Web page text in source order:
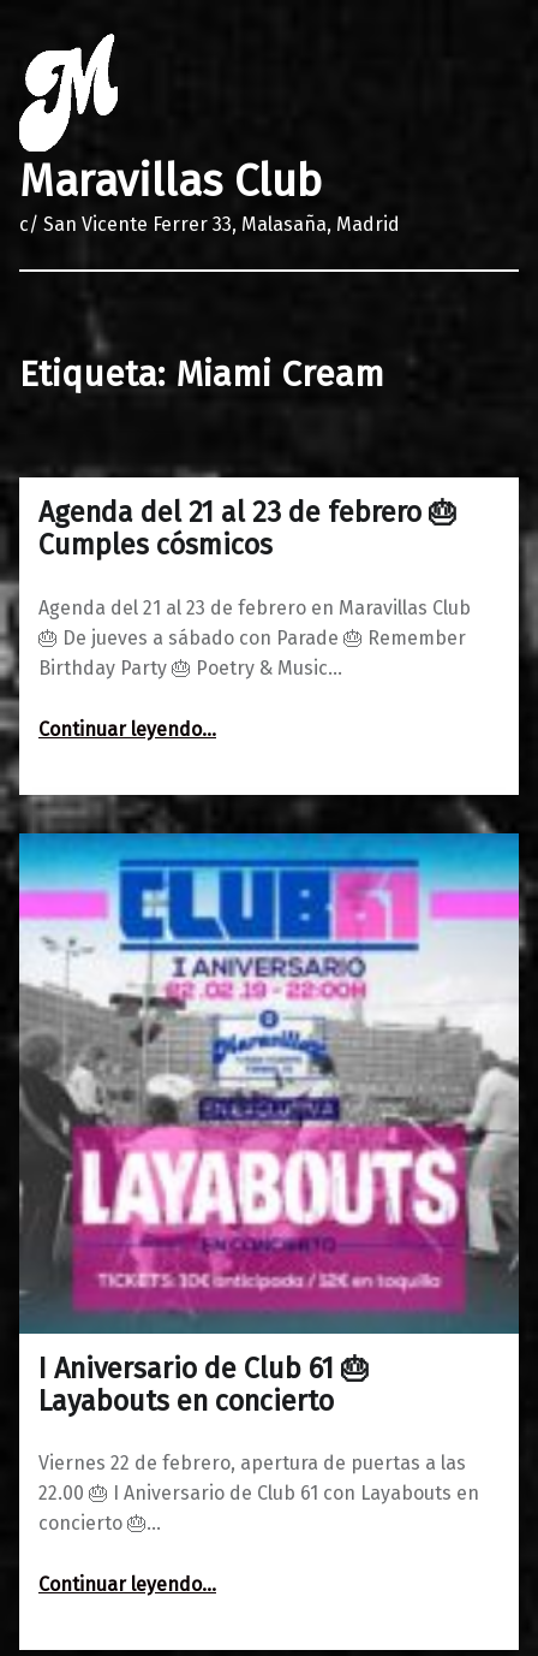
Maravillas Club
c/ San Vicente Ferrer 33, Malasaña, Madrid
Etiqueta: Miami Cream
Agenda del 21 al 23 de febrero 🎂
Cumples cósmicos
Agenda del 21 al 23 de febrero en Maravillas Club
🎂 De jueves a sábado con Parade 🎂 Remember
Birthday Party 🎂 Poetry & Music…
Continuar leyendo“Agenda del 21 al 23 de febrero 🎂 Cumples cósmicos”
…
19/02/2019
0
Maravillas
I Aniversario de Club 61 🎂
Layabouts en concierto
Viernes 22 de febrero, apertura de puertas a las
22.00 🎂 I Aniversario de Club 61 con Layabouts en
concierto 🎂…
Continuar leyendo“I Aniversario de Club 61 🎂 Layabouts en concierto”
…
12/02/20190Maravillas